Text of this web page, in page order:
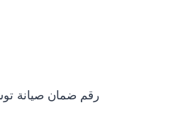
رقم ضمان صيانة